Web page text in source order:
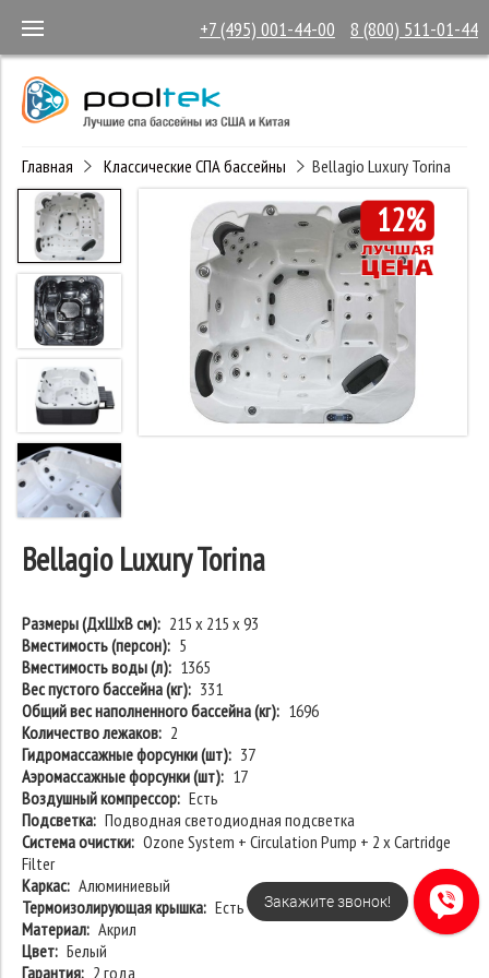
+7 (495) 001-44-00 8 (800) 511-01-44
Главная Классические СПА бассейны Bellagio Luxury Torina
12%
Bellagio Luxury Torina
Размеры (ДхШхВ см): 215 х 215 х 93
Вместимость (персон): 5
Вместимость воды (л): 1365
Вес пустого бассейна (кг): 331
Общий вес наполненного бассейна (кг): 1696
Количество лежаков: 2
Гидромассажные форсунки (шт): 37
Аэромассажные форсунки (шт): 17
Воздушный компрессор: Есть
Подсветка: Подводная светодиодная подсветка
Система очистки: Ozone System + Circulation Pump + 2 x Cartridge
Filter
Каркас: Алюминиевый
Термоизолирующая крышка: Есть
Материал: Акрил
Цвет: Белый
Гарантия: 2 года
Закажите звонок!